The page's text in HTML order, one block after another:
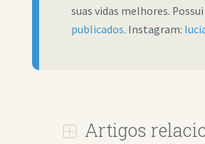
suas vidas melhores. Possui
publicados. Instagram:
Artigos